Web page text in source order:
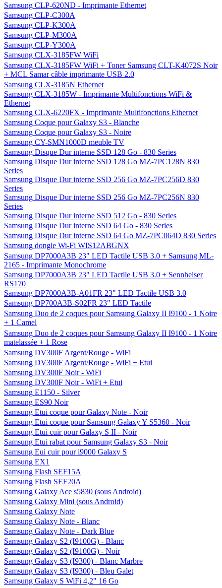
Samsung CLP-620ND - Imprimante Ethernet
Samsung CLP-C300A
Samsung CLP-K300A
Samsung CLP-M300A
Samsung CLP-Y300A
Samsung CLX-3185FW WiFi
Samsung CLX-3185FW WiFi + Toner Samsung CLT-K4072S Noir
+ MCL Samar câble imprimante USB 2.0
Samsung CLX-3185N Ethernet
Samsung CLX-3185W - Imprimante Multifonctions WiFi &
Ethernet
Samsung CLX-6220FX - Imprimante Multifonctions Ethernet
Samsung Coque pour Galaxy S3 - Blanche
Samsung Coque pour Galaxy S3 - Noire
Samsung CY-SMN1000D meuble TV
Samsung Disque Dur interne SSD 128 Go - 830 Series
Samsung Disque Dur interne SSD 128 Go MZ-7PC128N 830
Series
Samsung Disque Dur interne SSD 256 Go MZ-7PC256D 830
Series
Samsung Disque Dur interne SSD 256 Go MZ-7PC256N 830
Series
Samsung Disque Dur interne SSD 512 Go - 830 Series
Samsung Disque Dur interne SSD 64 Go - 830 Series
Samsung Disque Dur interne SSD 64 Go MZ-7PC064D 830 Series
Samsung dongle Wi-Fi WIS12ABGNX
Samsung DP7000A3B 23" LED Tactile USB 3.0 + Samsung ML-
2165 - Imprimante Monochrome
Samsung DP7000A3B 23" LED Tactile USB 3.0 + Sennheiser
RS170
Samsung DP7000A3B-A01FR 23" LED Tactile USB 3.0
Samsung DP700A3B-S02FR 23" LED Tactile
Samsung Duo de 2 coques pour Samsung Galaxy II I9100 - 1 Noire
+ 1 Camel
Samsung Duo de 2 coques pour Samsung Galaxy II I9100 - 1 Noire
matelassée + 1 Rose
Samsung DV300F Argent/Rouge - WiFi
Samsung DV300F Argent/Rouge - WiFi + Etui
Samsung DV300F Noir - WiFi
Samsung DV300F Noir - WiFi + Etui
Samsung E1150 - Silver
Samsung ES90 Noir
Samsung Etui coque pour Galaxy Note - Noir
Samsung Etui coque pour Samsung Galaxy Y S5360 - Noir
Samsung Etui cuir pour Galaxy S II - Noir
Samsung Etui rabat pour Samsung Galaxy S3 - Noir
Samsung Eui cuir pour i9000 Galaxy S
Samsung EX1
Samsung Flash SEF15A
Samsung Flash SEF20A
Samsung Galaxy Ace s5830 (sous Android)
Samsung Galaxy Mini (sous Android)
Samsung Galaxy Note
Samsung Galaxy Note - Blanc
Samsung Galaxy Note - Dark Blue
Samsung Galaxy S2 (I9100G) - Blanc
Samsung Galaxy S2 (I9100G) - Noir
Samsung Galaxy S3 (I9300) - Blanc Marbre
Samsung Galaxy S3 (I9300) - Bleu Galet
Samsung Galaxy S WiFi 4,2" 16 Go